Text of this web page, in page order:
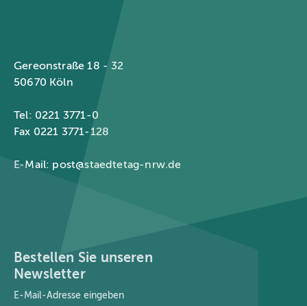
Gereonstraße 18 - 32
50670 Köln
Tel: 0221 3771-0
Fax 0221 3771-128
E-Mail: post@staedtetag-nrw.de
Bestellen Sie unseren
Newsletter
E-Mail-Adresse